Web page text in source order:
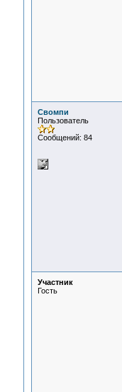
Свомпи
Пользователь
Сообщений: 84
Участник
Гость